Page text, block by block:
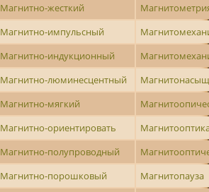
Магнитно-жесткий
Магнитно-импульсный
Магнитно-индукционный
Магнитно-люминесцентный
Магнитно-мягкий
Магнитно-ориентировать
Магнитно-полупроводный
Магнитно-порошковый
Магнитопауза